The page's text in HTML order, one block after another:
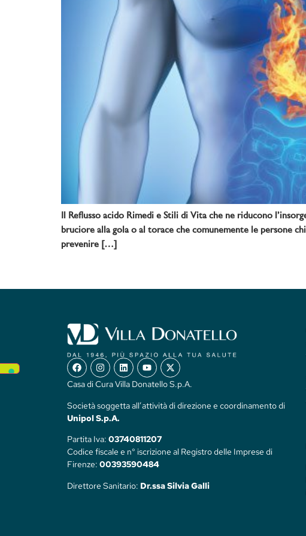
Il Reflusso acido Rimedi e Stili di Vita che ne riducono
bruciore alla gola o al torace che comunemente le persone
prevenire […]
Casa di Cura Villa Donatello S.p.A.
Società soggetta all’attività di direzione e coordinamento di
Unipol S.p.A.
Partita Iva: 03740811207
Codice fiscale e n° iscrizione al Registro delle Imprese di
Firenze: 00393590484
Direttore Sanitario: Dr.ssa Silvia Galli